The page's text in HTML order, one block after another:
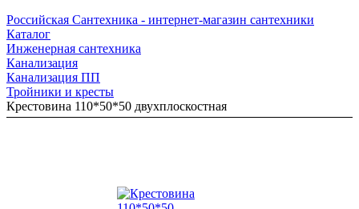
Российская Сантехника - интернет-магазин сантехники
Каталог
Инженерная сантехника
Канализация
Канализация ПП
Тройники и кресты
Крестовина 110*50*50 двухплоскостная